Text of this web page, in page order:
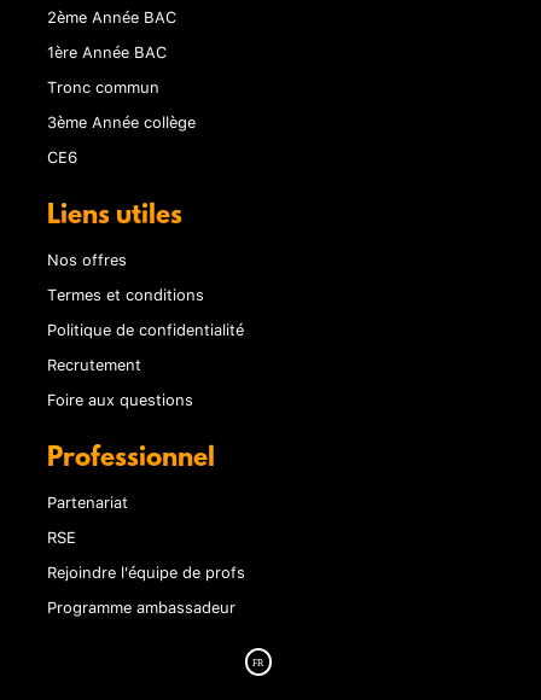
2ème Année BAC
1ère Année BAC
Tronc commun
3ème Année collège
CE6
Liens utiles
Nos offres
Termes et conditions
Politique de confidentialité
Recrutement
Foire aux questions
Professionnel
Partenariat
RSE
Rejoindre l'équipe de profs
Programme ambassadeur